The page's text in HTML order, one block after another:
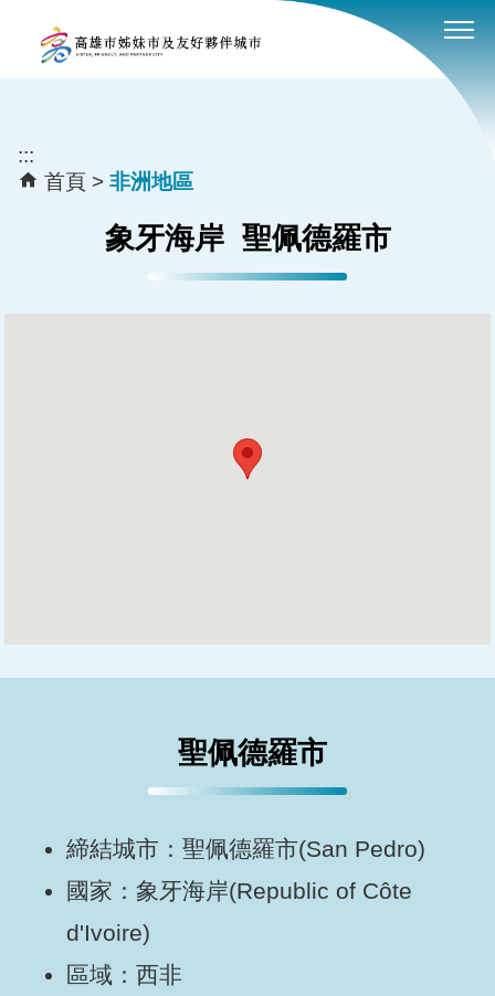
跳到主要內容區塊
:::
:::
首頁
非洲地區
象牙海岸 聖佩德羅市
聖佩德羅市
締結城市：聖佩德羅市(San Pedro)
國家：象牙海岸(Republic of Côte
d'Ivoire)
區域：西非